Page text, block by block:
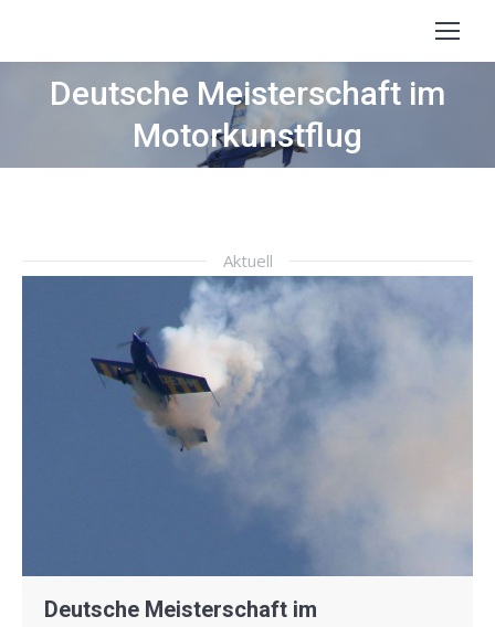
Search:
Deutsche Meisterschaft im
Motorkunstflug
Sie befinden sich hier:
Aktuell
Deutsche Meisterschaft im